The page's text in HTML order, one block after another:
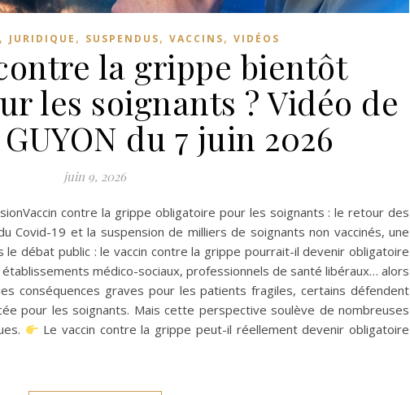
, JURIDIQUE , SUSPENDUS, VACCINS, VIDÉOS
la grippe bientôt
les soignants ? Vidéo de
du 7 juin 2026
juin 9, 2026
contre la grippe obligatoire pour les soignants : le retour des
Covid-19 et la suspension de milliers de soignants non vaccinés, une
débat public : le vaccin contre la grippe pourrait-il devenir obligatoire
médico-sociaux, professionnels de santé libéraux… alors
conséquences graves pour les patients fragiles, certains défendent
pour les soignants. Mais cette perspective soulève de nombreuses
Le vaccin contre la grippe peut-il réellement devenir obligatoire